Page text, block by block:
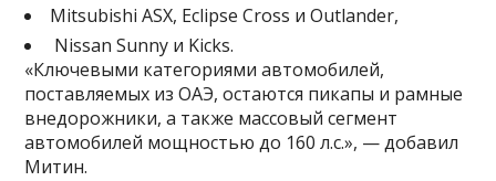
Mitsubishi ASX, Eclipse Cross и Outlander,
Nissan Sunny и Kicks.
«Ключевыми категориями автомобилей,
поставляемых из ОАЭ, остаются пикапы и рамные
внедорожники, а также массовый сегмент
автомобилей мощностью до 160 л.с.», — добавил
Митин.